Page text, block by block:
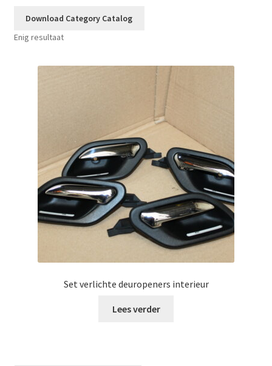
Download Category Catalog
Enig resultaat
Set verlichte deuropeners interieur
Lees verder